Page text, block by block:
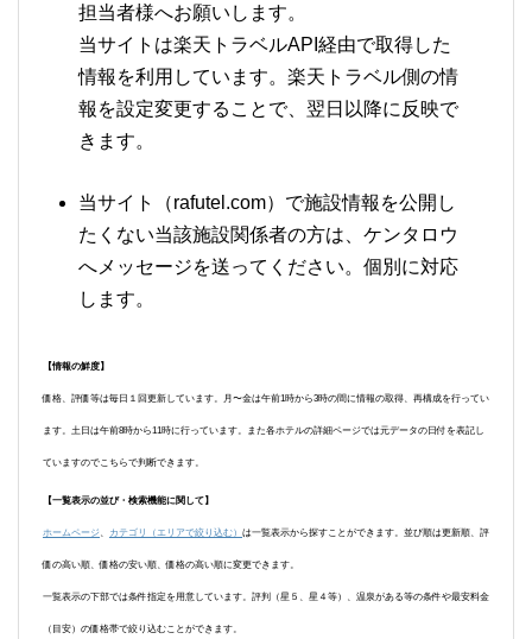
担当者様へお願いします。
当サイトは楽天トラベルAPI経由で取得した
情報を利用しています。楽天トラベル側の情
報を設定変更することで、翌日以降に反映で
きます。
当サイト（rafutel.com）で施設情報を公開し
たくない当該施設関係者の方は、ケンタロウ
へメッセージを送ってください。個別に対応
します。
【情報の鮮度】
価格、評価等は毎日１回更新しています。月〜金は午前1時から3時の間に情報の取得、再構成を行ってい
ます。土日は午前8時から11時に行っています。また各ホテルの詳細ページでは元データの日付を表記し
ていますのでこちらで判断できます。
【一覧表示の並び・検索機能に関して】
ホームページ カテゴリ（エリアで絞り込む） は一覧表示から探すことができます。並び順は更新順、評
価の高い順、価格の安い順、価格の高い順に変更できます。
一覧表示の下部では条件指定を用意しています。評判（星５、星４等）、温泉がある等の条件や最安料金
（目安）の価格帯で絞り込むことができます。